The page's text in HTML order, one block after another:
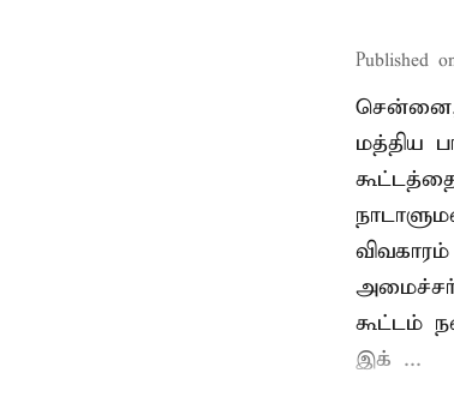
Published
மத்திய
கூட்டம்
இக் ...